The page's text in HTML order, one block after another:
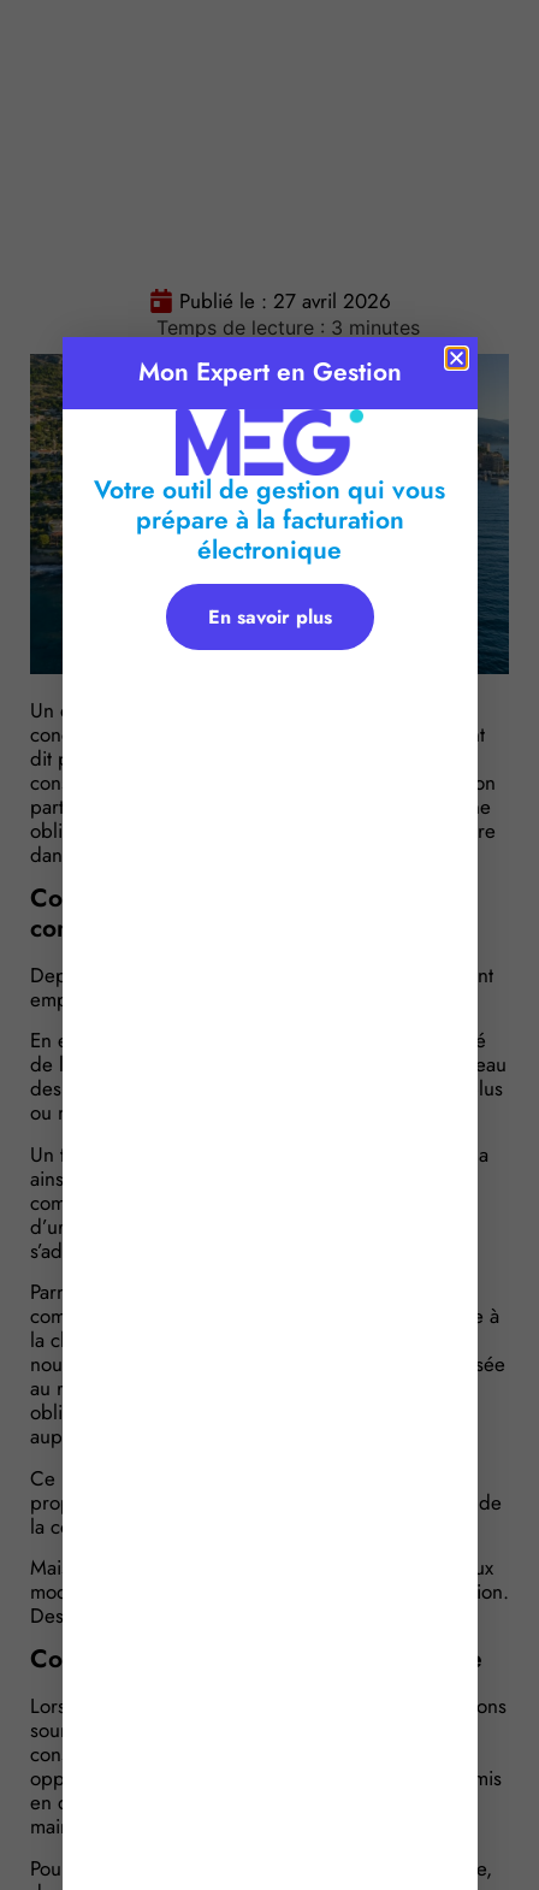
Publié le : 27 avril 2026
Temps de lecture : 3 minutes
Un quart : c’est la proportion du littoral français
concerné par le « recul du trait de côte », autrement
dit par l’avancée de l’eau sur les terres. Par
conséquent, ce phénomène fait l’objet d’une attention
particulière des pouvoirs publics qui ont instauré une
obligation de consignation obligatoire pour construire
dans les zones exposées à ce risque…
Constructions sur le littoral : sous
conditions
Depuis plusieurs années, les pouvoirs publics se sont
emparés du sujet du recul du trait de côte.
En effet, ce phénomène, qui est dû à l’effet combiné
de l’érosion des vagues et de l’augmentation du niveau
des mers, concerne un quart du littoral français, à plus
ou moins long terme.
Un travail d’identification des territoires vulnérables a
ainsi été engagé, aboutissant à une liste des
communes, disponible
d’urbanisme et la politique d’aménagement doivent
s’adapter à cette réalité.
Parmi les dispositifs mis à la disposition de ces
communes, les pouvoirs publics ont prévu de mettre à
la charge du propriétaire souhaitant faire édifier de
nouvelles constructions situées dans une zone exposée
au recul du trait de côte d’ici 30 à 100 ans une
obligation de consignation d’une certaine somme
auprès de la Caisse des dépôts et consignations.
Ce mécanisme a pour objectif de faire peser sur le
propriétaire, et non sur la collectivité, la destruction de
la construction et la remise en état du terrain.
Mais ce dispositif nécessitait des précisions quant aux
modalités de la mise en pratique de cette consignation.
Des précisions qui sont à présent connues…
Consignation : la procédure est connue
Lorsqu’un projet porte sur l’édification de constructions
soumises à l’obligation de démolition, le permis de
construire ou d’aménager ou la décision de non-
opposition à déclaration préalable ne peuvent être mis
en œuvre avant la consignation et la transmission au
maire du récépissé de consignation.
Pour rappel, cette obligation de démolition concerne,
Mon Expert en Gestion
Votre outil de gestion qui vous
prépare à la facturation
électronique
En savoir plus